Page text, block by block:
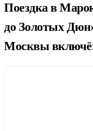
Поездка в
до Золотых
Москвы